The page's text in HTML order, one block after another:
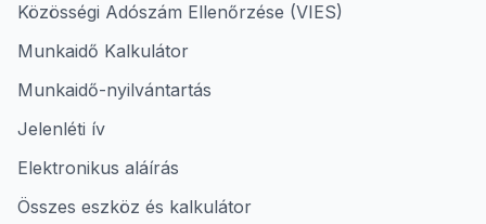
Közösségi Adószám Ellenőrzése (VIES)
Munkaidő Kalkulátor
Munkaidő-nyilvántartás
Jelenléti ív
Elektronikus aláírás
Összes eszköz és kalkulátor